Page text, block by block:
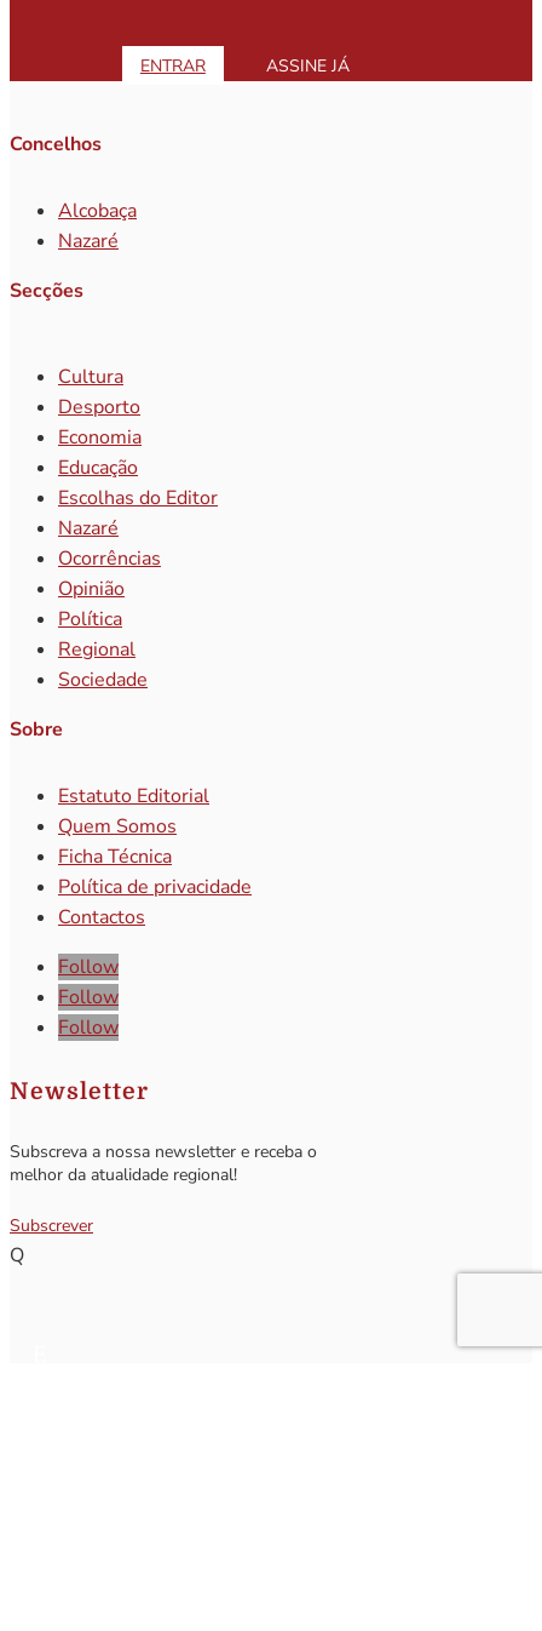
ENTRAR ASSINE JÁ
Concelhos
Alcobaça
Nazaré
Secções
Cultura
Desporto
Economia
Educação
Escolhas do Editor
Nazaré
Ocorrências
Opinião
Política
Regional
Sociedade
Sobre
Estatuto Editorial
Quem Somos
Ficha Técnica
Política de privacidade
Contactos
Follow
Follow
Follow
Newsletter
Subscreva a nossa newsletter e receba o
melhor da atualidade regional!
Subscrever
Q